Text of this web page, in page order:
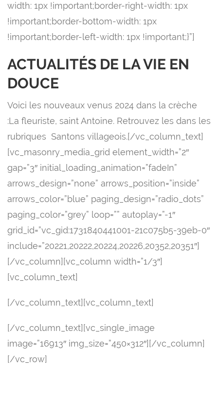
width: 1px !important;border-right-width: 1px
!important;border-bottom-width: 1px
!important;border-left-width: 1px !important;}”]
ACTUALITÉS DE LA VIE EN
DOUCE
Voici les nouveaux venus 2024 dans la crèche
:La fleuriste, saint Antoine. Retrouvez les dans les
rubriques Santons villageois.[/vc_column_text]
[vc_masonry_media_grid element_width=”2″
gap=”3″ initial_loading_animation=”fadeIn”
arrows_design=”none” arrows_position=”inside”
arrows_color=”blue” paging_design=”radio_dots”
paging_color=”grey” loop=”” autoplay=”-1″
grid_id=”vc_gid:1731840441001-21c075b5-39eb-0″
include=”20221,20222,20224,20226,20352,20351″]
[/vc_column][vc_column width=”1/3″]
[vc_column_text]
[/vc_column_text][vc_column_text]
[/vc_column_text][vc_single_image
image=”16913″ img_size=”450×312″][/vc_column]
[/vc_row]